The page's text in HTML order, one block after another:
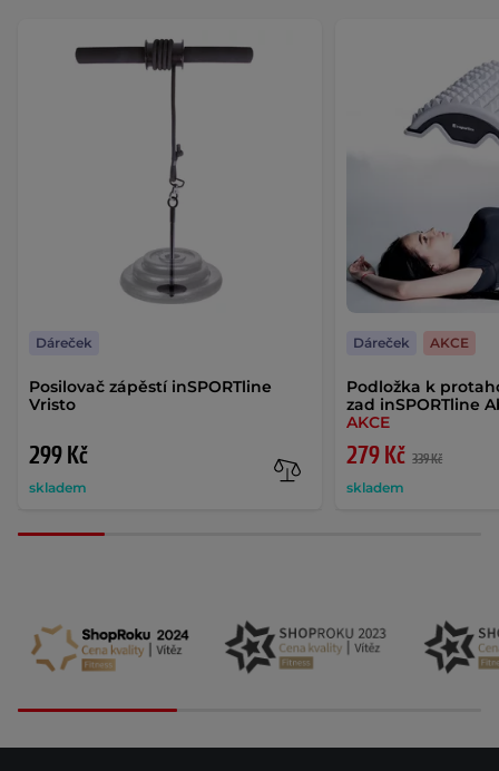
Posilovač zápěstí inSPORTline
Vristo
299 Kč
skladem
Dáreček
Podložka k
zad inSPORTline
AKCE
279 Kč 339 Kč
skladem
Dáreček AKCE